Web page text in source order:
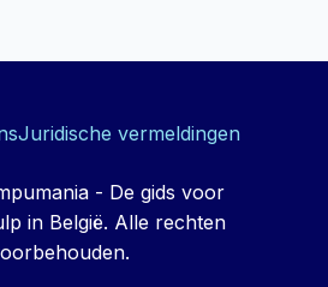
Juridische vermeldingen
- De gids voor
in België. Alle rechten